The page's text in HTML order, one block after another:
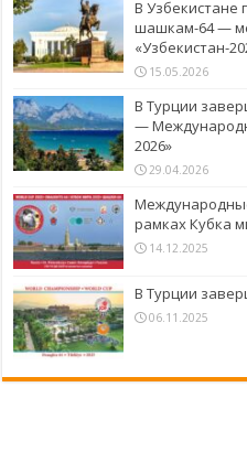
В Узбекистане
шашкам-64 —
«Узбекистан-
15.05.2026
В Турции
—
2026»
29.04.2026
рамках Кубка
14.12.2025
В Турции
06.11.2025